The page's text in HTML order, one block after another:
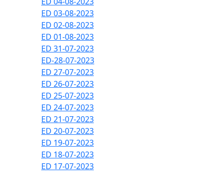
ED 03-08-2023
ED 02-08-2023
ED 01-08-2023
ED 31-07-2023
ED-28-07-2023
ED 27-07-2023
ED 26-07-2023
ED 25-07-2023
ED 24-07-2023
ED 21-07-2023
ED 20-07-2023
ED 19-07-2023
ED 18-07-2023
ED 17-07-2023